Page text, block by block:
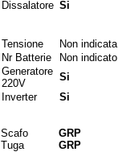
Dissalatore Si
Tensione Non indicata
Nr Batterie
Non indicato
Generatore
220V
Si
Inverter
Si
Scafo GRP
Tuga
GRP